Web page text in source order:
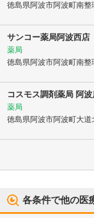
徳島県阿波市阿波町南整
サンコー薬局阿波西店
薬局
徳島県阿波市阿波町南整
コスモス調剤薬局 阿波
薬局
徳島県阿波市阿波町大道
各条件で他の医